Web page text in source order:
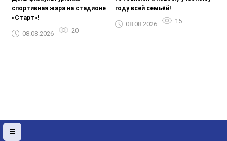
спортивная жара на стадионе
«Старт»!
08.08.2026 20
году всей семьёй!
08.08.2026 15